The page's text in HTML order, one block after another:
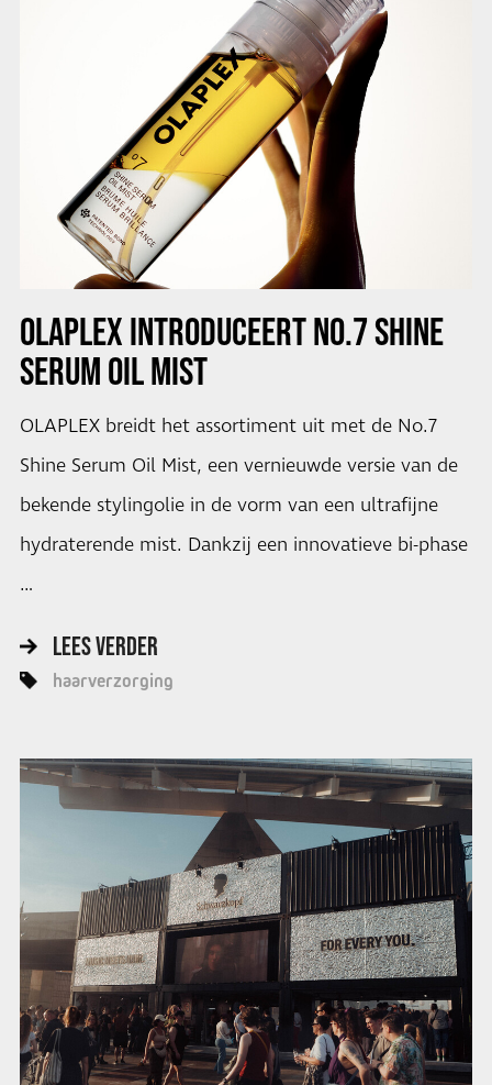
OLAPLEX INTRODUCEERT NO.7 SHINE
SERUM OIL MIST
OLAPLEX breidt het assortiment uit met de No.7
Shine Serum Oil Mist, een vernieuwde versie van de
bekende stylingolie in de vorm van een ultrafijne
hydraterende mist. Dankzij een innovatieve bi-phase
…
LEES VERDER
haarverzorging